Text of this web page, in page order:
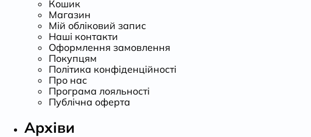
Кошик
Магазин
Мій обліковий запис
Наші контакти
Оформлення замовлення
Покупцям
Політика конфіденційності
Про нас
Програма лояльності
Публічна оферта
Архіви